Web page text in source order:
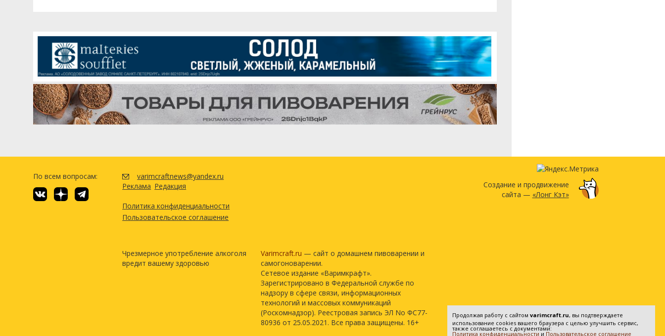
По всем вопросам:
varimcraftnews@yandex.ru
Реклама Редакция
Политика конфиденциальности
Пользовательское соглашение
Чрезмерное употребление алкоголя
вредит вашему здоровью
Varimcraft.ru — сайт о домашнем пивоварении и
самогоноварении.
Сетевое издание «Варимкрафт».
Зарегистрировано в Федеральной службе по
надзору в сфере связи, информационных
технологий и массовых коммуникаций
(Роскомнадзор). Реестровая запись ЭЛ No ФС77-
80936 от 25.05.2021. Все права защищены. 16+
Создание и продвижение
сайта — «Лонг Кэт»
Продолжая работу с сайтом varimcraft.ru, вы подтверждаете
использование cookies вашего браузера с целью улучшить сервис,
также соглашаетесь с документами:
Политика конфиденциальности и Пользовательское соглашение